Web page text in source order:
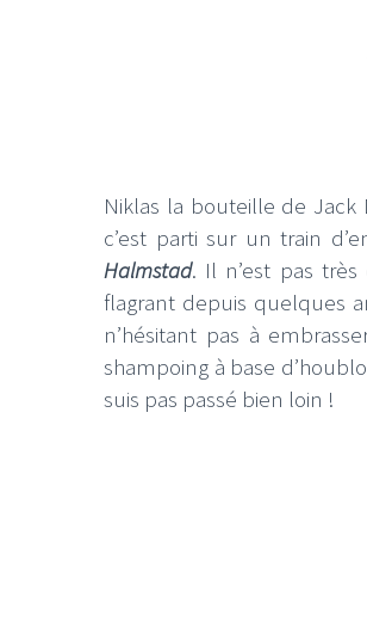
Niklas la bouteille de
c’est parti sur un train
Halmstad. Il n’est pas
flagrant depuis quelques
n’hésitant pas à
shampoing à base
suis pas passé bien loin !